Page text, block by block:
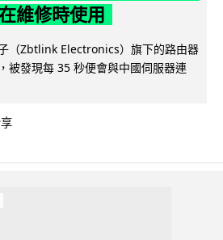
維修時使用
（Zbtlink Electronics）旗下的路由器
被發現每 35 秒便會與中國伺服器連